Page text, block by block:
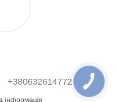
+380632614772
інформація